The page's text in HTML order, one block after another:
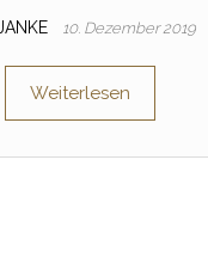
10. Dezember 2019
Weiterlesen